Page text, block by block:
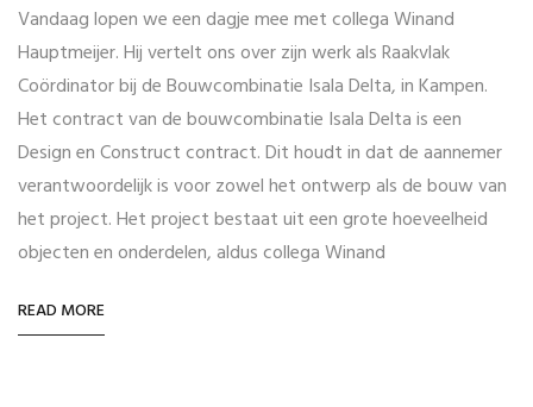
Vandaag lopen we een dagje mee met collega Winand
Hauptmeijer. Hij vertelt ons over zijn werk als Raakvlak
Coördinator bij de Bouwcombinatie Isala Delta, in Kampen.
Het contract van de bouwcombinatie Isala Delta is een
Design en Construct contract. Dit houdt in dat de aannemer
verantwoordelijk is voor zowel het ontwerp als de bouw van
het project. Het project bestaat uit een grote hoeveelheid
objecten en onderdelen, aldus collega Winand
READ MORE